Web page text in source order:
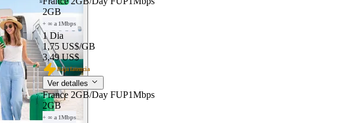
2GB
+ ∞ a 1Mbps
1 Dia
1,75 US$/GB
3,49 US$
Baja latencia
Ver detalles
France 2GB/Day FUP1Mbps
2GB
+ ∞ a 1Mbps